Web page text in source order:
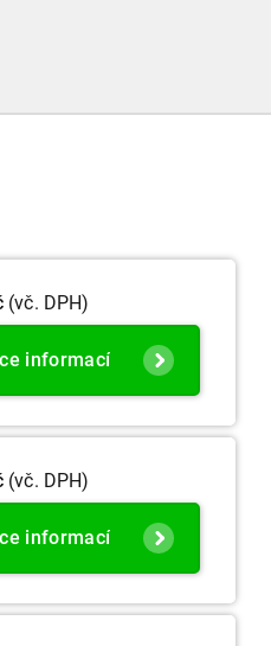
tři zásadní změny,
(vč. DPH)
informací
(vč. DPH)
informací